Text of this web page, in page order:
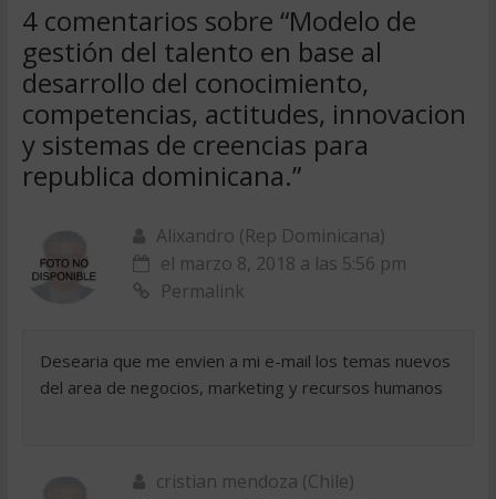
4 comentarios sobre “Modelo de
gestión del talento en base al
desarrollo del conocimiento,
competencias, actitudes, innovacion
y sistemas de creencias para
republica dominicana.”
Alixandro (Rep Dominicana)
el marzo 8, 2018 a las 5:56 pm
Permalink
Desearia que me envien a mi e-mail los temas nuevos
del area de negocios, marketing y recursos humanos
cristian mendoza (Chile)